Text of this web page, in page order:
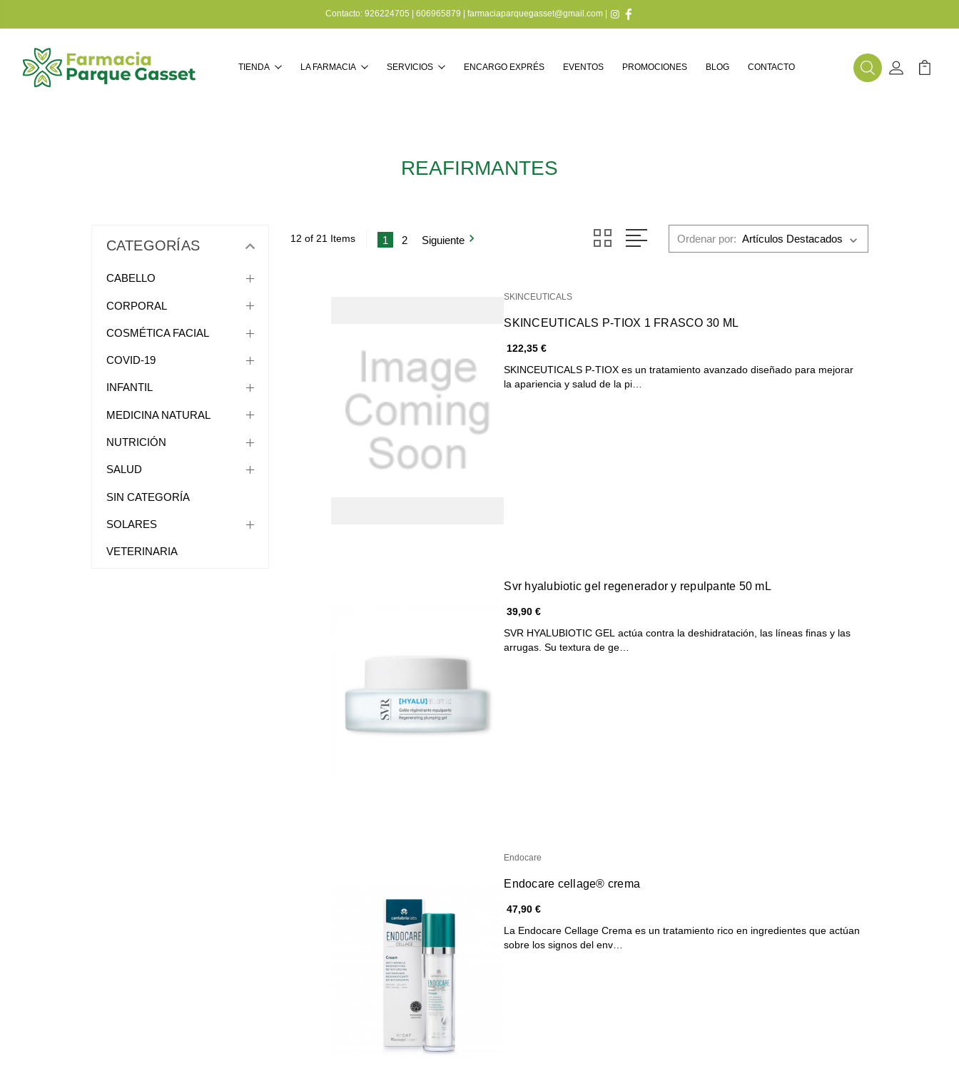
Contacto: 926224705 606965879 farmaciaparquegasset@gmail.com|
TIENDA LA FARMACIA SERVICIOS ENCARGO EXPRÉS EVENTOS PROMOCIONES BLOG CONTACTO
Buscar
BuscarMi Cuenta
Mi
REAFIRMANTES
CATEGORÍAS
CABELLO
CORPORAL
COSMÉTICA FACIAL
COVID-19
INFANTIL
MEDICINA NATURAL
NUTRICIÓN
SALUD
SIN CATEGORÍA
SOLARES
VETERINARIA
12 of 21 Items 1 2 Siguiente Ordenar por:
SKINCEUTICALS
SKINCEUTICALS P-TIOX 1 FRASCO 30 ML
122,35 €
SKINCEUTICALS P-TIOX es un tratamiento avanzado diseñado para mejorar
la apariencia y salud de la pi…
Svr hyalubiotic gel regenerador y repulpante 50 mL
39,90 €
SVR HYALUBIOTIC GEL actúa contra la deshidratación, las líneas finas y las
arrugas. Su textura de ge…
Endocare
Endocare cellage® crema
47,90 €
La Endocare Cellage Crema es un tratamiento rico en ingredientes que actúan
sobre los signos del env…